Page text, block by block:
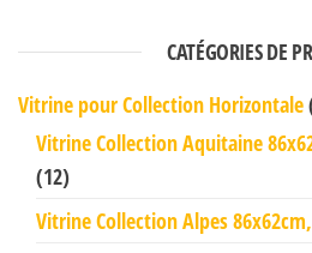
CATÉGORIES DE
Vitrine pour Collection Horizontale
Vitrine Collection Aquitaine
(12)
Vitrine Collection Alpes